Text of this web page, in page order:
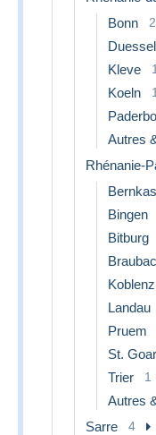
Bonn 2
Kleve 1
Koeln 1
Autres
Rhénanie-
Bingen
Bitburg
Koblenz
Landau
Pruem
St. Goar
Trier 1
Autres
Sarre 4